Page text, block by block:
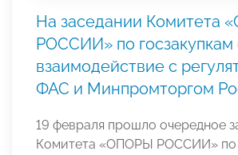
На заседании Комитета
РОССИИ» по госзакупкам
взаимодействие с
ФАС и Минпромторгом
19 февраля прошло очередное
Комитета «ОПОРЫ РОССИИ» по